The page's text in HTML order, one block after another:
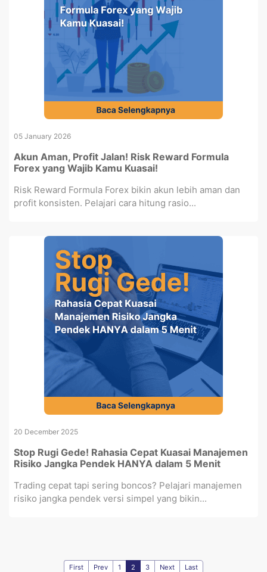
05 January 2026
Akun Aman, Profit Jalan! Risk Reward Formula
Forex yang Wajib Kamu Kuasai!
Risk Reward Formula Forex bikin akun lebih aman dan
profit konsisten. Pelajari cara hitung rasio...
20 December 2025
Stop Rugi Gede! Rahasia Cepat Kuasai Manajemen
Risiko Jangka Pendek HANYA dalam 5 Menit
Trading cepat tapi sering boncos? Pelajari manajemen
risiko jangka pendek versi simpel yang bikin...
First Prev 1 2 3 Next Last